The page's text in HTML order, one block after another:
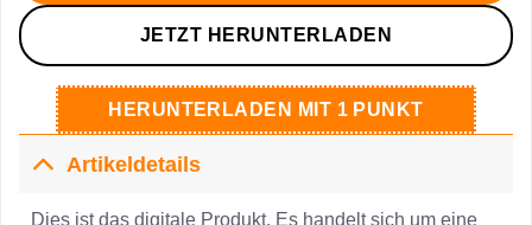
JETZT HERUNTERLADEN
HERUNTERLADEN MIT 1 PUNKT
Artikeldetails
Dies ist das digitale Produkt. Es handelt sich um eine